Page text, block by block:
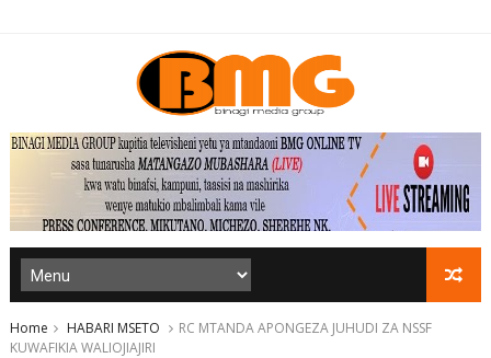
Home HABARI MSETO
RC MTANDA APONGEZA JUHUDI ZA NSSF
KUWAFIKIA WALIOJIAJIRI